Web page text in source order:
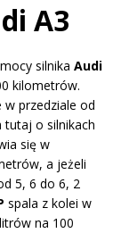
A3
silnika Audi
kilometrów.
w przedziale od
o silnikach
się w
a jeżeli
5, 6 do 6, 2
spala z kolei w
na 100